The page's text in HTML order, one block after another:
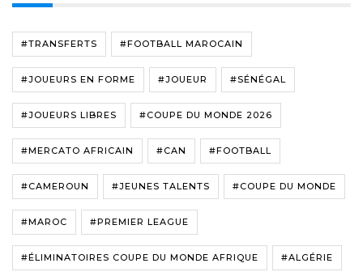
#TRANSFERTS #FOOTBALL MAROCAIN
#JOUEURS EN FORME #JOUEUR #SÉNÉGAL
#JOUEURS LIBRES #COUPE DU MONDE 2026
#MERCATO AFRICAIN #CAN #FOOTBALL
#CAMEROUN #JEUNES TALENTS #COUPE DU MONDE
#MAROC #PREMIER LEAGUE
#ÉLIMINATOIRES COUPE DU MONDE AFRIQUE #ALGÉRIE